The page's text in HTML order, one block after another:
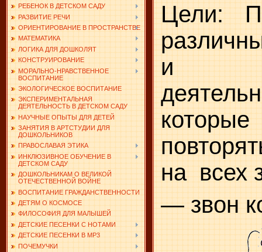
РЕБЕНОК В ДЕТСКОМ САДУ
РАЗВИТИЕ РЕЧИ
ОРИЕНТИРОВАНИЕ В ПРОСТРАНСТВЕ
МАТЕМАТИКА
ЛОГИКА ДЛЯ ДОШКОЛЯТ
КОНСТРУИРОВАНИЕ
МОРАЛЬНО-НРАВСТВЕННОЕ
ВОСПИТАНИЕ
ЭКОЛОГИЧЕСКОЕ ВОСПИТАНИЕ
ЭКСПЕРИМЕНТАЛЬНАЯ
ДЕЯТЕЛЬНОСТЬ В ДЕТСКОМ САДУ
НАУЧНЫЕ ОПЫТЫ ДЛЯ ДЕТЕЙ
ЗАНЯТИЯ В АРТСТУДИИ ДЛЯ
ДОШКОЛЬНИКОВ
ПРАВОСЛАВАЯ ЭТИКА
ИНКЛЮЗИВНОЕ ОБУЧЕНИЕ В
ДЕТСКОМ САДУ
ДОШКОЛЬНИКАМ О ВЕЛИКОЙ
ОТЕЧЕСТВЕННОЙ ВОЙНЕ
ВОСПИТАНИЕ ГРАЖДАНСТВЕННОСТИ
ДЕТЯМ О КОСМОСЕ
ФИЛОСОФИЯ ДЛЯ МАЛЫШЕЙ
ДЕТСКИЕ ПЕСЕНКИ С НОТАМИ
ДЕТСКИЕ ПЕСЕНКИ В MP3
ПОЧЕМУЧКИ
Цели:
и
которые
на всех
— звон